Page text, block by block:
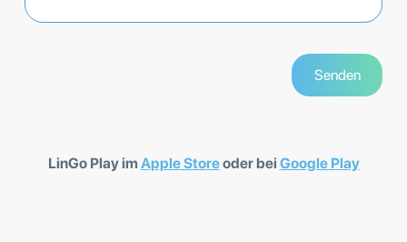
LinGo Play im Apple Storeoder bei Google Play